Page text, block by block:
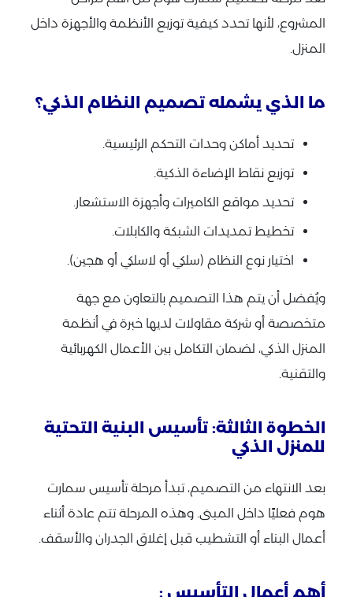
المشروع، لأنها تحدد كيفية توزيع الأنظمة والأجهزة داخل
المنزل.
ما الذي يشمله تصميم النظام الذكي؟
تحديد أماكن وحدات التحكم الرئيسية.
توزيع نقاط الإضاءة الذكية.
تحديد مواقع الكاميرات وأجهزة الاستشعار.
تخطيط تمديدات الشبكة والكابلات.
اختيار نوع النظام (سلكي أو لاسلكي أو هجين).
ويُفضل أن يتم هذا التصميم بالتعاون مع جهة
متخصصة أو شركة مقاولات لديها خبرة في أنظمة
المنزل الذكي، لضمان التكامل بين الأعمال الكهربائية
والتقنية.
الخطوة الثالثة: تأسيس البنية التحتية
للمنزل الذكي
بعد الانتهاء من التصميم، تبدأ مرحلة تأسيس سمارت
هوم فعليًا داخل المبنى. وهذه المرحلة تتم عادة أثناء
أعمال البناء أو التشطيب قبل إغلاق الجدران والأسقف.
أهم أعمال التأسيس :